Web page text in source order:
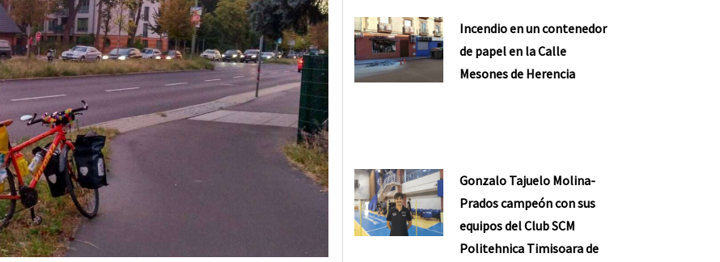
Incendio en un contenedor
de papel en la Calle
Mesones de Herencia
Gonzalo Tajuelo Molina-
Prados campeón con sus
equipos del Club SCM
Politehnica Timisoara de